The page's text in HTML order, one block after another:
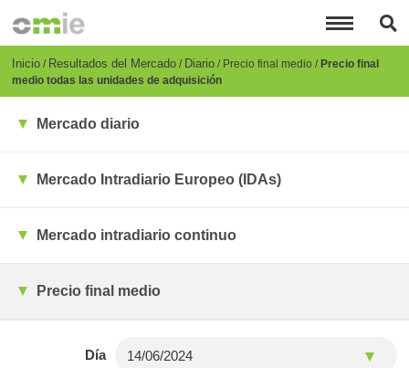
principal
Breadcrumb
Inicio Resultados del Mercado Diario Precio final medio Precio final
medio todas las unidades de adquisición
Mercado diario
Mercado Intradiario Europeo (IDAs)
Mercado intradiario continuo
Precio final medio
Día